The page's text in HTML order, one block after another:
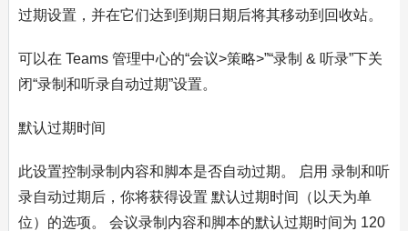
过期设置，并在它们达到到期日期后将其移动到回收站。
可以在 Teams 管理中心的“会议>策略>”“录制 & 听录”下关
闭“录制和听录自动过期”设置。
默认过期时间
此设置控制录制内容和脚本是否自动过期。 启用 录制和听
录自动过期后，你将获得设置 默认过期时间（以天为单
位）的选项。 会议录制内容和脚本的默认过期时间为 120